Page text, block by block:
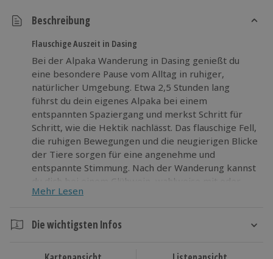
Beschreibung
Flauschige Auszeit in Dasing
Bei der Alpaka Wanderung in Dasing genießt du
eine besondere Pause vom Alltag in ruhiger,
natürlicher Umgebung. Etwa 2,5 Stunden lang
führst du dein eigenes Alpaka bei einem
entspannten Spaziergang und merkst Schritt für
Schritt, wie die Hektik nachlässt. Das flauschige Fell,
die ruhigen Bewegungen und die neugierigen Blicke
der Tiere sorgen für eine angenehme und
entspannte Stimmung. Nach der Wanderung kannst
du dich bei einem Glühwein, wahlweise mit oder
ohne Alkohol, aufwärmen. Bei einer anschließenden
in das Leben auf dem Hof. Ein persönliches Foto
erinnert dich an dein besonderes Erlebnis mit
Mehr Lesen
Die wichtigsten Infos